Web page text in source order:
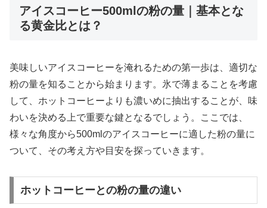
アイスコーヒー500mlの粉の量｜基本とな
る黄金比とは？
美味しいアイスコーヒーを淹れるための第一歩は、適切な
粉の量を知ることから始まります。氷で薄まることを考慮
して、ホットコーヒーよりも濃いめに抽出することが、味
わいを決める上で重要な鍵となるでしょう。ここでは、
様々な角度から500mlのアイスコーヒーに適した粉の量に
ついて、その考え方や目安を探っていきます。
ホットコーヒーとの粉の量の違い